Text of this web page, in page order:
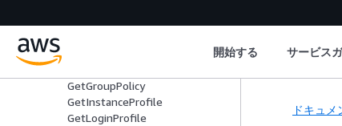
開始する サービス
GetGroupPolicy
GetInstanceProfile
GetLoginProfile
ドキュメ